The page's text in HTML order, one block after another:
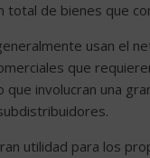
total de bienes que
usan el
que
que involucran una
utilidad para los